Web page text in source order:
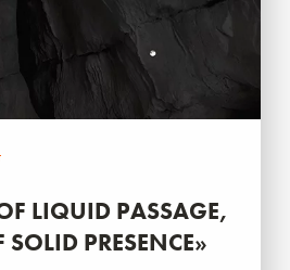
LIQUID PASSAGE,
PRESENCE»